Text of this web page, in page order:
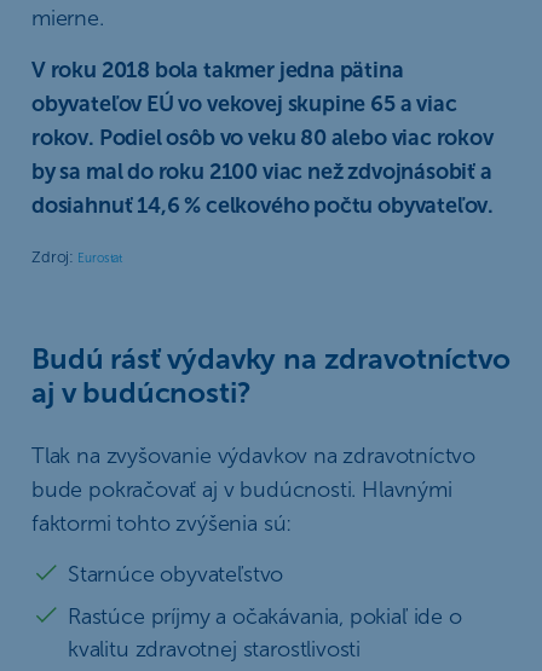
mierne.
V roku 2018 bola takmer jedna pätina
obyvateľov EÚ vo vekovej skupine 65 a viac
rokov. Podiel osôb vo veku 80 alebo viac rokov
by sa mal do roku 2100 viac než zdvojnásobiť a
dosiahnuť 14,6 % celkového počtu obyvateľov.
Zdroj: Eurostat
Budú rásť výdavky na zdravotníctvo
aj v budúcnosti?
Tlak na zvyšovanie výdavkov na zdravotníctvo
bude pokračovať aj v budúcnosti. Hlavnými
faktormi tohto zvýšenia sú:
Starnúce obyvateľstvo
Rastúce príjmy a očakávania, pokiaľ ide o
kvalitu zdravotnej starostlivosti